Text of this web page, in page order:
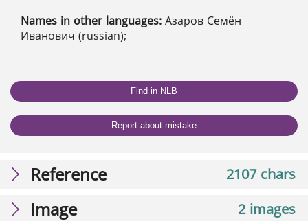
Names in other languages: Азаров Семён
Иванович (russian);
Find in NLB
Report about mistake
2107 chars
Reference
2 images
Image